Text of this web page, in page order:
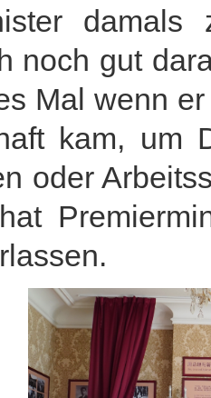
noch gut
Mal wenn
kam, um
oder